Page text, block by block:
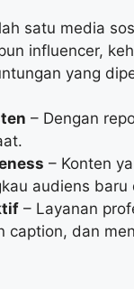
satu media
influencer,
yang
– Dengan
– Konten
audiens
– Layanan
caption, dan